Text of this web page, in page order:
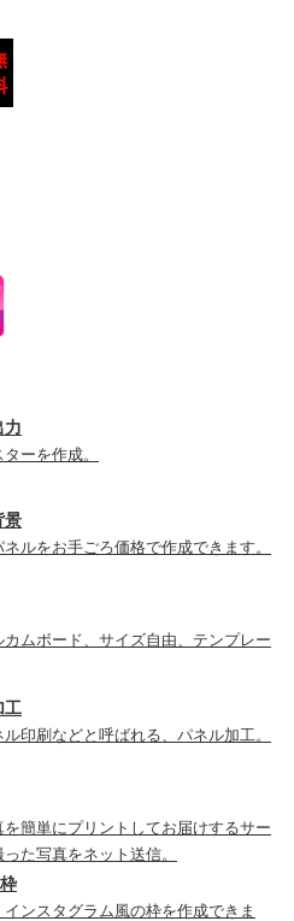
力
ーを作成。
景
ルをお手ごろ価格で作成できます。
ムボード、サイズ自由、テンプレー
工
印刷などと呼ばれる、パネル加工。
簡単にプリントしてお届けするサー
た写真をネット送信。
ンスタグラム風の枠を作成できま